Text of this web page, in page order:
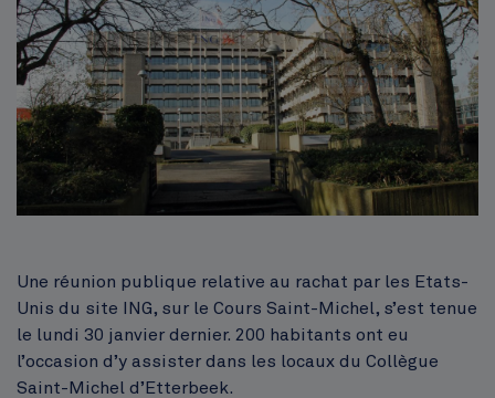
Corps
Une réunion publique relative au rachat par les Etats-
Unis du site ING, sur le Cours Saint-Michel, s’est tenue
le lundi 30 janvier dernier. 200 habitants ont eu
l’occasion d’y assister dans les locaux du Collègue
Saint-Michel d’Etterbeek.